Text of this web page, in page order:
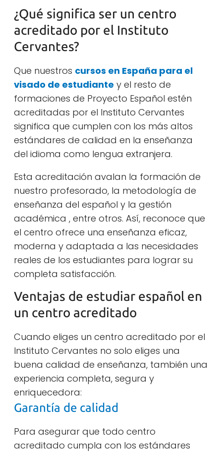
¿Qué significa ser un centro
acreditado por el Instituto
Cervantes?
Que nuestros cursos en España para el
visado de estudiante y el resto de
formaciones de Proyecto Español estén
acreditadas por el Instituto Cervantes
significa que cumplen con los más altos
estándares de calidad en la enseñanza
del idioma como lengua extranjera.
Esta acreditación avalan la formación de
nuestro profesorado, la metodología de
enseñanza del español y la gestión
académica , entre otros. Así, reconoce que
el centro ofrece una enseñanza eficaz,
moderna y adaptada a las necesidades
reales de los estudiantes para lograr su
completa satisfacción.
Ventajas de estudiar español en
un centro acreditado
Cuando eliges un centro acreditado por el
Instituto Cervantes no solo eliges una
buena calidad de enseñanza, también una
experiencia completa, segura y
enriquecedora:
Garantía de calidad
Para asegurar que todo centro
acreditado cumpla con los estándares